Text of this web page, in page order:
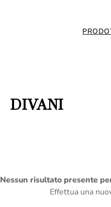
DIVANI
Nessun risultato presente
Effettua una